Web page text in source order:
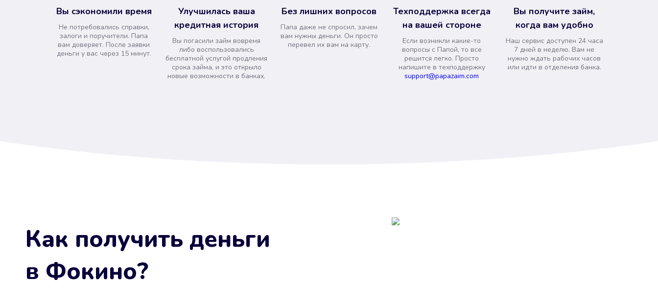
Вы сэкономили время
Не потребовались справки,
залоги и поручители. Папа
вам доверяет. После заявки
деньги у вас через 15 минут.
Улучшилась ваша
кредитная история
Вы погасили займ вовремя
либо воспользовались
бесплатной услугой продления
срока займа, и это открыло
новые возможности в банках.
Без лишних вопросов
Папа даже не спросил, зачем
вам нужны деньги. Он просто
перевел их вам на карту.
Техподдержка всегда
на вашей стороне
Если возникли какие-то
вопросы с Папой, то все
решится легко. Просто
напишите в техподдержку
support@papazaim.com
Вы получите займ,
когда вам удобно
Наш сервис доступен 24 часа
7 дней в неделю. Вам не
нужно ждать рабочих часов
или идти в отделения банка.
Как получить деньги
в Фокино?